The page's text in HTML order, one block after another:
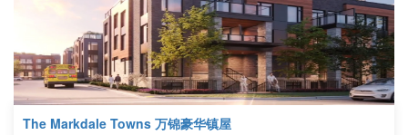
The Markdale Towns 万锦豪华镇屋